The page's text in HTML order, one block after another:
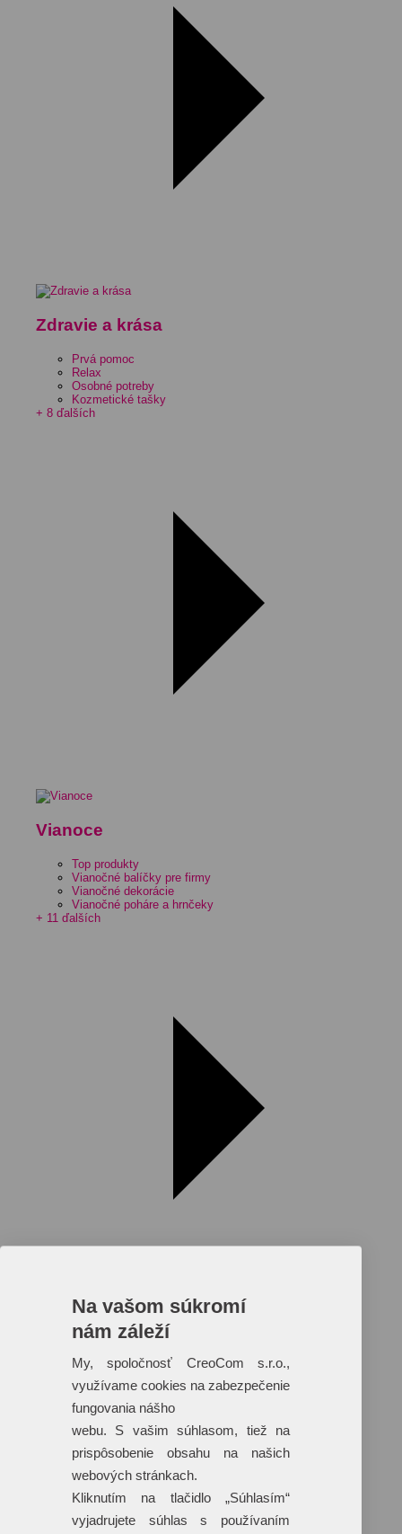
Zdravie a krása
Prvá pomoc
Relax
Osobné potreby
Kozmetické tašky
+ 8 ďalších
Vianoce
Top produkty
Vianočné balíčky pre firmy
Vianočné dekorácie
Vianočné poháre a hrnčeky
+ 11 ďalších
Reklamné predmety s plnofarebnou
potlačou
Dáždniky
Tašky
Hračky
Klobúky
Na vašom súkromí
nám záleží
My, spoločnosť CreoCom s.r.o.,
využívame cookies na zabezpečenie
fungovania nášho
webu. S vašim súhlasom, tiež na
prispôsobenie obsahu na našich
webových stránkach.
Kliknutím na tlačidlo „Súhlasím“
vyjadrujete súhlas s používaním